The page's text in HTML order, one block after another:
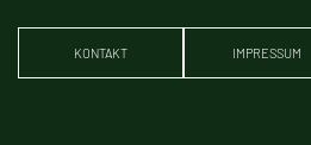
KONTAKT IMPRESSUM